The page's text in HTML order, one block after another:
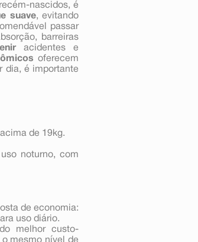
nascidos, é
suave, evitando
passar
barreiras
acidentes e
oferecem
dia, é importante
de 19kg.
noturno, com
de economia:
uso diário.
melhor custo-
mesmo nível de